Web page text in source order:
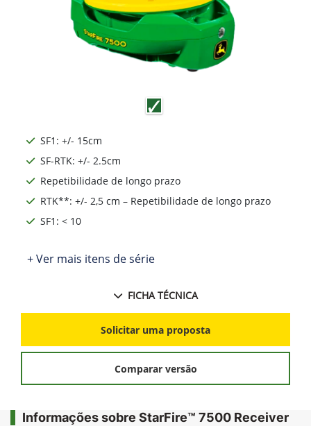
SF1: +/- 15cm
SF-RTK: +/- 2.5cm
Repetibilidade de longo prazo
RTK**: +/- 2,5 cm – Repetibilidade de longo prazo
SF1: < 10
+ Ver mais itens de série
FICHA TÉCNICA
Solicitar uma proposta
Comparar versão
Informações sobre StarFire™ 7500 Receiver